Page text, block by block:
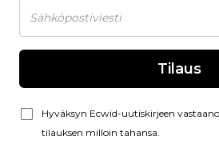
Tilaus
Hyväksyn Ecwid-uutiskirjeen
tilauksen milloin tahansa.